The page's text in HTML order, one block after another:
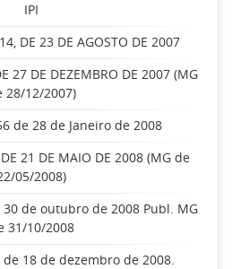
IPI
DE 23 DE AGOSTO DE 2007
27 DE DEZEMBRO DE 2007 (MG
28/12/2007)
de 28 de Janeiro de 2008
21 DE MAIO DE 2008 (MG de
05/2008)
30 de outubro de 2008 Publ. MG
31/10/2008
de 18 de dezembro de 2008.